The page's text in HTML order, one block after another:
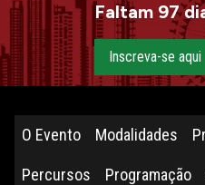
Faltam 97
Inscreva-se aqui
O Evento Modalidades
Percursos Programação